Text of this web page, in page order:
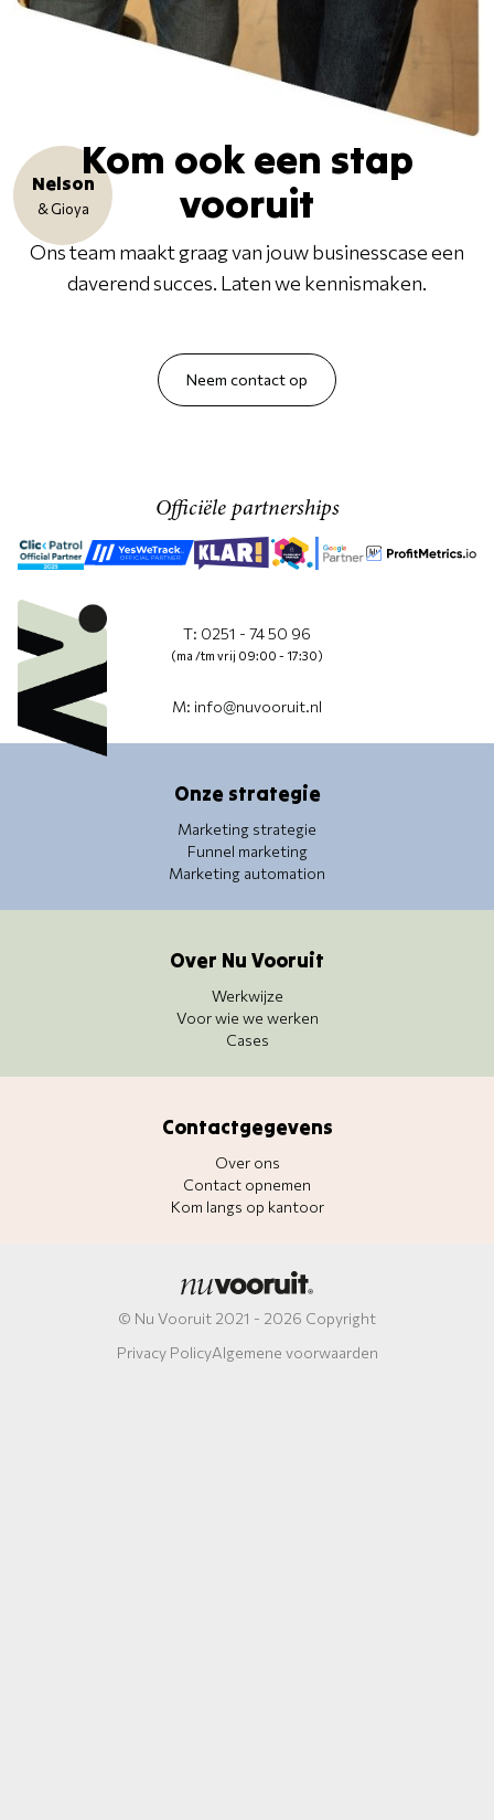
Nelson
& Gioya
Kom ook een stap
vooruit
Ons team maakt graag van jouw businesscase een
daverend succes. Laten we kennismaken.
Neem contact op
Officiële partnerships
T: 0251 - 74 50 96
(ma /tm vrij 09:00 - 17:30)
M: info@nuvooruit.nl
Onze strategie
Marketing strategie
Funnel marketing
Marketing automation
Over Nu Vooruit
Werkwijze
Voor wie we werken
Cases
Contactgegevens
Over ons
Contact opnemen
Kom langs op kantoor
© Nu Vooruit 2021 - 2026 Copyright
Privacy PolicyAlgemene voorwaarden